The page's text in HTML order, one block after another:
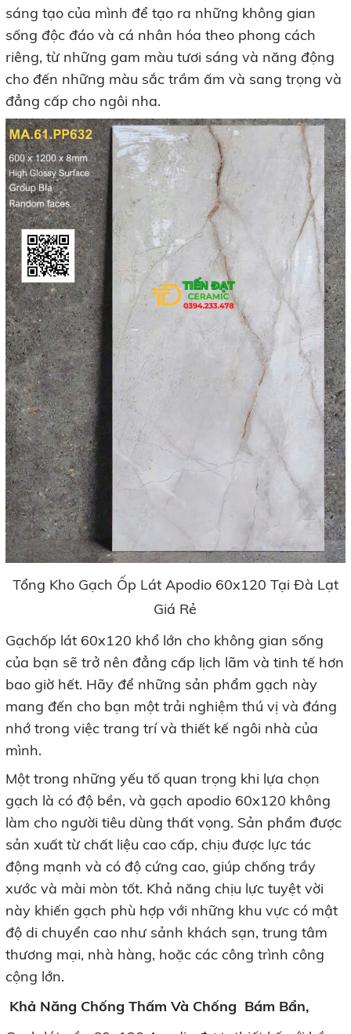
sáng tạo của mình để tạo ra những không gian
sống độc đáo và cá nhân hóa theo phong cách
riêng, từ những gam màu tươi sáng và năng động
cho đến những màu sắc trầm ấm và sang trọng và
đẳng cấp cho ngôi nha.
Tổng Kho Gạch Ốp Lát Apodio 60x120 Tại Đà Lạt
Giá Rẻ
Gạchốp lát 60x120 khổ lớn cho không gian sống
của bạn sẽ trở nên đẳng cấp lịch lãm và tinh tế hơn
bao giờ hết. Hãy để những sản phẩm gạch này
mang đến cho bạn một trải nghiệm thú vị và đáng
nhớ trong việc trang trí và thiết kế ngôi nhà của
mình.
Một trong những yếu tố quan trọng khi lựa chọn
gạch là có độ bền, và gạch apodio 60x120 không
làm cho người tiêu dùng thất vọng. Sản phẩm được
sản xuất từ chất liệu cao cấp, chịu được lực tác
động mạnh và có độ cứng cao, giúp chống trầy
xước và mài mòn tốt. Khả năng chịu lực tuyệt vời
này khiến gạch phù hợp với những khu vực có mật
độ di chuyển cao như sảnh khách sạn, trung tâm
thương mại, nhà hàng, hoặc các công trình công
cộng lớn.
Khả Năng Chống Thấm Và Chống Bám Bẩn,